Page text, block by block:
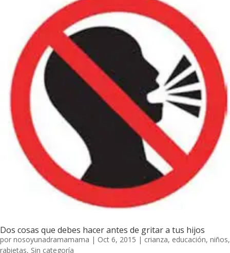
Dos cosas que debes hacer antes de gritar a tus hijos
por nosoyunadramamama | Oct 6, 2015 | crianza, educación, niños,
rabietas, Sin categoría